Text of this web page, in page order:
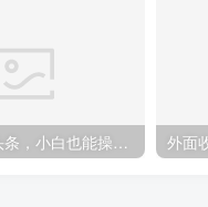
AI起号撸爆头条，小白也能操作，日入2000+